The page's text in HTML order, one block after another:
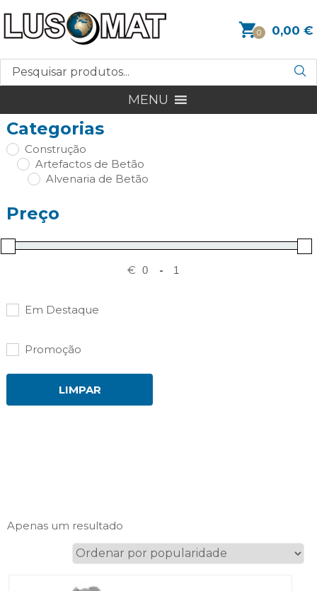
0 0,00 €
MENU
Categorias
Construção
Artefactos de Betão
Alvenaria de Betão
Preço
€ -
Em Destaque
Promoção
LIMPAR
Apenas um resultado